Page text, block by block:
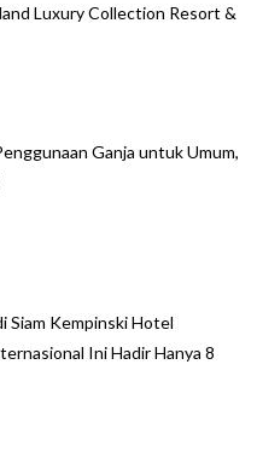
Luxury Collection Resort &
Ganja untuk Umum,
Siam Kempinski Hotel
Ini Hadir Hanya 8